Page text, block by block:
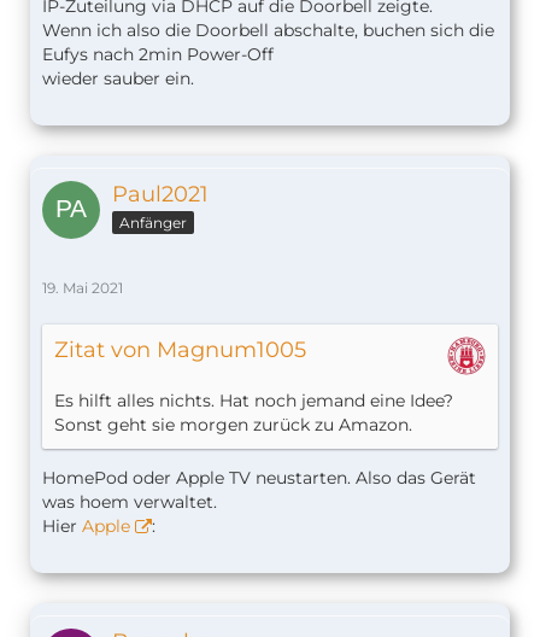
IP-Zuteilung via DHCP auf die Doorbell zeigte.
Wenn ich also die Doorbell abschalte, buchen sich die
Eufys nach 2min Power-Off
wieder sauber ein.
Paul2021
Anfänger
19. Mai 2021
Zitat von Magnum1005
Es hilft alles nichts. Hat noch jemand eine Idee?
Sonst geht sie morgen zurück zu Amazon.
HomePod oder Apple TV neustarten. Also das Gerät
was hoem verwaltet.
Hier Apple :